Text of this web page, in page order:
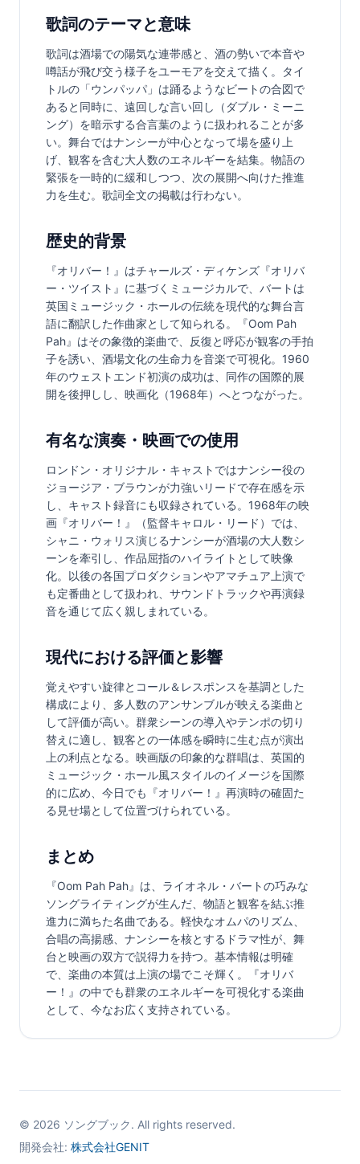
歌詞のテーマと意味
歌詞は酒場での陽気な連帯感と、酒の勢いで本音や
噂話が飛び交う様子をユーモアを交えて描く。タイ
トルの「ウンパッパ」は踊るようなビートの合図で
あると同時に、遠回しな言い回し（ダブル・ミーニ
ング）を暗示する合言葉のように扱われることが多
い。舞台ではナンシーが中心となって場を盛り上
げ、観客を含む大人数のエネルギーを結集。物語の
緊張を一時的に緩和しつつ、次の展開へ向けた推進
力を生む。歌詞全文の掲載は行わない。
歴史的背景
『オリバー！』はチャールズ・ディケンズ『オリバ
ー・ツイスト』に基づくミュージカルで、バートは
英国ミュージック・ホールの伝統を現代的な舞台言
語に翻訳した作曲家として知られる。『Oom Pah
Pah』はその象徴的楽曲で、反復と呼応が観客の手拍
子を誘い、酒場文化の生命力を音楽で可視化。1960
年のウェストエンド初演の成功は、同作の国際的展
開を後押しし、映画化（1968年）へとつながった。
有名な演奏・映画での使用
ロンドン・オリジナル・キャストではナンシー役の
ジョージア・ブラウンが力強いリードで存在感を示
し、キャスト録音にも収録されている。1968年の映
画『オリバー！』（監督キャロル・リード）では、
シャニ・ウォリス演じるナンシーが酒場の大人数シ
ーンを牽引し、作品屈指のハイライトとして映像
化。以後の各国プロダクションやアマチュア上演で
も定番曲として扱われ、サウンドトラックや再演録
音を通じて広く親しまれている。
現代における評価と影響
覚えやすい旋律とコール＆レスポンスを基調とした
構成により、多人数のアンサンブルが映える楽曲と
して評価が高い。群衆シーンの導入やテンポの切り
替えに適し、観客との一体感を瞬時に生む点が演出
上の利点となる。映画版の印象的な群唱は、英国的
ミュージック・ホール風スタイルのイメージを国際
的に広め、今日でも『オリバー！』再演時の確固た
る見せ場として位置づけられている。
まとめ
『Oom Pah Pah』は、ライオネル・バートの巧みな
ソングライティングが生んだ、物語と観客を結ぶ推
進力に満ちた名曲である。軽快なオムパのリズム、
合唱の高揚感、ナンシーを核とするドラマ性が、舞
台と映画の双方で説得力を持つ。基本情報は明確
で、楽曲の本質は上演の場でこそ輝く。『オリバ
ー！』の中でも群衆のエネルギーを可視化する楽曲
として、今なお広く支持されている。
© 2026 ソングブック. All rights reserved.
開発会社: 株式会社GENIT